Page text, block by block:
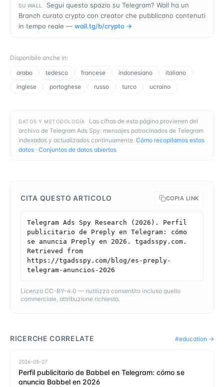
SU WALL
Segui questo spazio su Telegram? Wall ha un
Branch curato crypto con creator che pubblicano contenuti
in tempo reale — wall.tg/b/crypto →
Disponibile anche in:
arabo
tedesco francese indonesiano
italiano
inglese
portoghese russo turco ucraino
DATOS Y METODOLOGÍA
Las cifras de esta página provienen del
archivo de Telegram Ads Spy: mensajes patrocinados de Telegram
indexados y actualizados continuamente. Cómo recopilamos estos
datos · Conjuntos de datos abiertos
CITA QUESTO ARTICOLO COPIA LINK
Telegram Ads Spy Research (2026). Perfil
publicitario de Preply en Telegram: cómo
se anuncia Preply en 2026. tgadsspy.com.
Retrieved from
https://tgadsspy.com/blog/es-preply-
telegram-anuncios-2026
Licenza CC-BY-4.0 — riutilizzo consentito incluso quello
commerciale, attribuzione richiesta.
RICERCHE CORRELATE #education →
2026-05-27
Perfil publicitario de Babbel en Telegram: cómo se
anuncia Babbel en 2026